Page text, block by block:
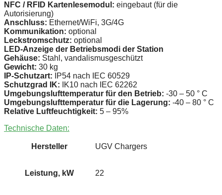
NFC / RFID Kartenlesemodul: eingebaut (für die
Autorisierung)
Anschluss: Ethernet/WiFi, 3G/4G
Kommunikation: optional
Leckstromschutz: optional
LED-Anzeige der Betriebsmodi der Station
Gehäuse: Stahl, vandalismusgeschützt
Gewicht: 30 kg
IP-Schutzart: IP54 nach IEC 60529
Schutzgrad IK: IK10 nach IEC 62262
Umgebungslufttemperatur für den Betrieb: -30 – 50 ° C
Umgebungslufttemperatur für die Lagerung: -40 – 80 ° C
Relative Luftfeuchtigkeit: 5 – 95%
Technische Daten:
Hersteller UGV Chargers
Leistung, kW 22